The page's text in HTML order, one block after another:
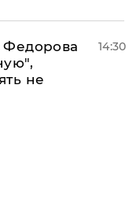
Федорова
не
14:30